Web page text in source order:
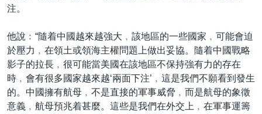
注。
他說﹕“隨着中國越來越強大﹐該地區的一些國家﹐可能會迫
於壓力﹐在領土或領海主權問題上做出妥協。隨着中國戰略
影子的拉長﹐很可能當美國在該地區不保持強有力的存在
時﹐會有很多國家越來越‘兩面下注’﹐這是我們不願看到發生
的。中國擁有航母﹐不是直接的軍事威脅﹐而是航母的象徵
意義﹐航母預兆着甚麼。這些是我們在外交上﹐在軍事運籌